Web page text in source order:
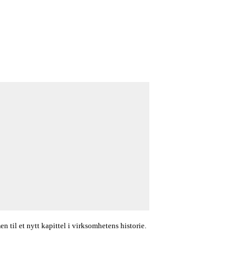
til et nytt kapittel i virksomhetens historie.